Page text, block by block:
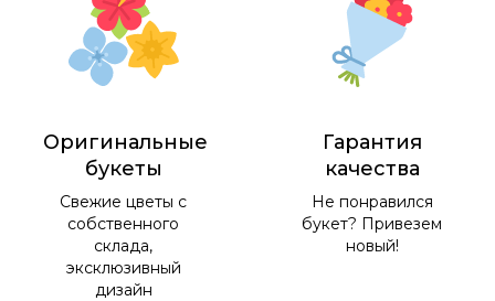
Оригинальные
букеты
Свежие цветы с
собственного
склада,
эксклюзивный
дизайн
Гарантия
качества
Не понравился
букет? Привезем
новый!